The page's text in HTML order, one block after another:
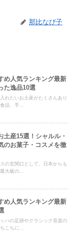
那比なび子
め人気ランキング最新
た逸品10選
れたいお土産がたくさんあり
品、手...
産15選！シャルル・
のお菓子・コスメを徹
の玄関口として、日本からも
大級の...
め人気ランキング最新
ハの足跡やクラシック音楽の
こちに...